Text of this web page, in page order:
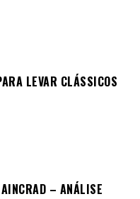
LEVAR CLÁSSICOS
– ANÁLISE